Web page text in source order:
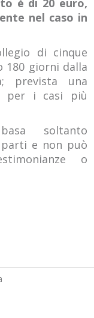
è di 20 euro,
nel caso in
di cinque
180 giorni dalla
prevista una
per i casi più
soltanto
e non può
o